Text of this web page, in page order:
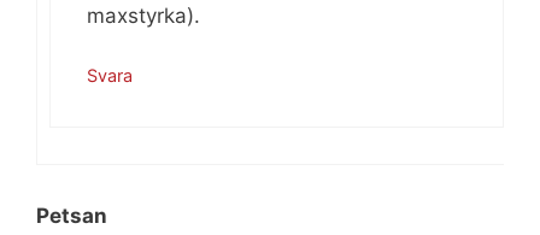
maxstyrka).
Svara
Petsan